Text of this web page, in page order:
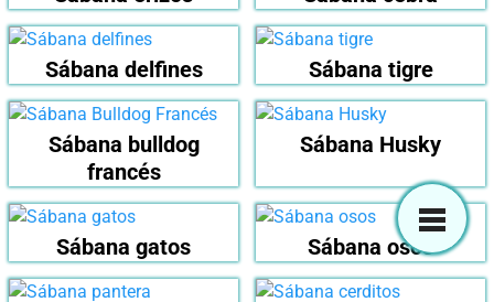
Sábana delfines Sábana tigre
Sábana bulldog
francés
Sábana Husky
Sábana gatos Sábana osos